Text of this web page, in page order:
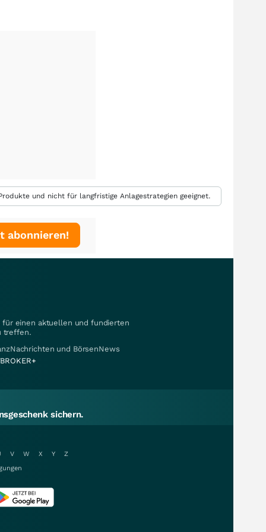
und nicht für langfristige Anlagestrategien geeignet.
abonnieren!
für einen aktuellen und fundierten
treffen.
und BörsenNews
sichern.
V W X Y
Z